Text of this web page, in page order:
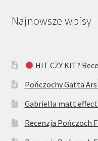
Najnowsze wpisy
HIT CZY KIT?
Pończochy Gatta
Gabriella matt effect
Recenzja Pończoch